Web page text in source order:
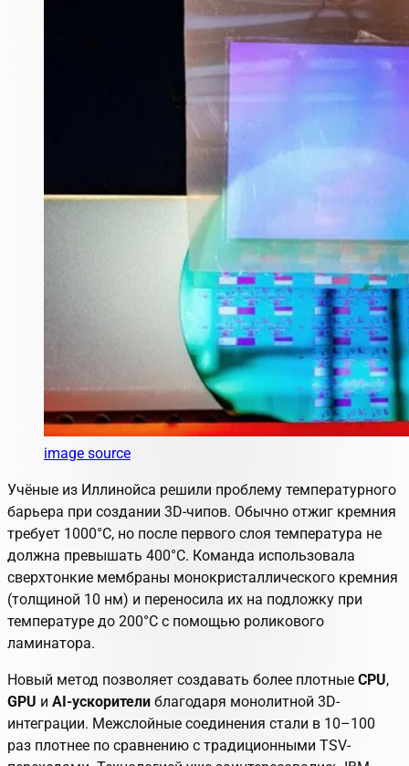
image source
Учёные из Иллинойса решили проблему температурного
барьера при создании 3D-чипов. Обычно отжиг кремния
требует 1000°C, но после первого слоя температура не
должна превышать 400°C. Команда использовала
сверхтонкие мембраны монокристаллического кремния
(толщиной 10 нм) и переносила их на подложку при
температуре до 200°C с помощью роликового
ламинатора.
Новый метод позволяет создавать более плотные CPU,
GPU и AI-ускорители благодаря монолитной 3D-
интеграции. Межслойные соединения стали в 10–100
раз плотнее по сравнению с традиционными TSV-